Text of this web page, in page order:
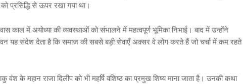
प्रसिद्धि से ऊपर रखा गया था।
में अयोध्या की व्यवस्थाओं को संभालने में महत्वपूर्ण भूमिका निभाई। बाद में उन्होंने
यह संदेश देता है कि समाज की सबसे बड़ी सेवाएँ अक्सर वे लोग करते हैं जो चर्चा में कम रहते
वंश के महान राजा दिलीप को भी महर्षि वशिष्ठ का प्रमुख शिष्य माना जाता है। उनकी कथा